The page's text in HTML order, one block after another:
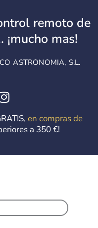
remoto de
mas!
ASTRONOMIA, S.L.
en compras de
a 350 €!